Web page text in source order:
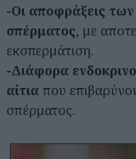
-Οι αποφράξεις
σπέρματος, με
εκσπερμάτιση.
-Διάφορα
αίτια που
σπέρματος.